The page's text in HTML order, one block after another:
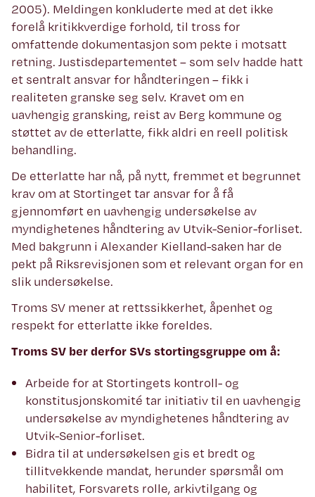
2005). Meldingen konkluderte med at det ikke
forelå kritikkverdige forhold, til tross for
omfattende dokumentasjon som pekte i motsatt
retning. Justisdepartementet – som selv hadde hatt
et sentralt ansvar for håndteringen – fikk i
realiteten granske seg selv. Kravet om en
uavhengig gransking, reist av Berg kommune og
støttet av de etterlatte, fikk aldri en reell politisk
behandling.
De etterlatte har nå, på nytt, fremmet et begrunnet
krav om at Stortinget tar ansvar for å få
gjennomført en uavhengig undersøkelse av
myndighetenes håndtering av Utvik-Senior-forliset.
Med bakgrunn i Alexander Kielland-saken har de
pekt på Riksrevisjonen som et relevant organ for en
slik undersøkelse.
Troms SV mener at rettssikkerhet, åpenhet og
respekt for etterlatte ikke foreldes.
Troms SV ber derfor SVs stortingsgruppe om å:
Arbeide for at Stortingets kontroll- og
konstitusjonskomité tar initiativ til en uavhengig
undersøkelse av myndighetenes håndtering av
Utvik-Senior-forliset.
Bidra til at undersøkelsen gis et bredt og
tillitvekkende mandat, herunder spørsmål om
habilitet, Forsvarets rolle, arkivtilgang og